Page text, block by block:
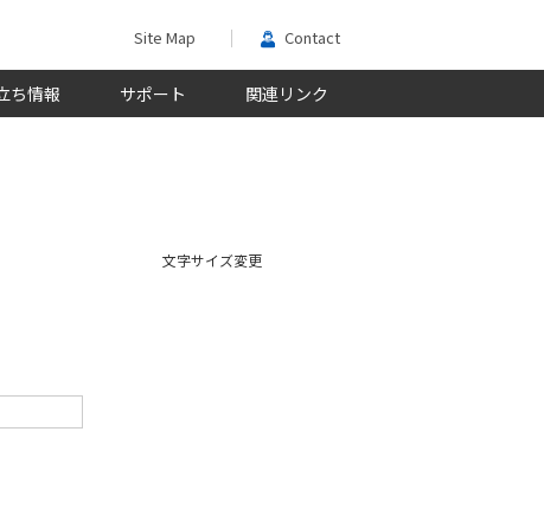
Site Map Contact
ち情報 サポート 関連リンク
文字サイズ変更